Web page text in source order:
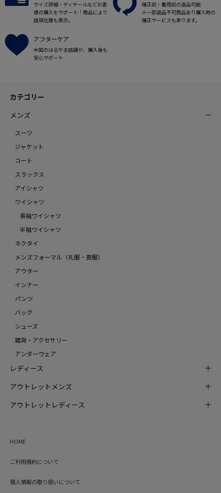
サイズ詳細・ディテールなどお客
様の購入をサポート！商品により
店頭在庫も表示。
補正前・着用前の返品可能
※一部返品不可商品あり購入時の
補正サービスも承ります。
アフターケア
全国のはるやま店舗が、購入後も
安心サポート
カテゴリー
メンズ
スーツ
ジャケット
コート
スラックス
アイシャツ
ワイシャツ
長袖ワイシャツ
半袖ワイシャツ
ネクタイ
メンズフォーマル（礼服・喪服）
アウター
インナー
パンツ
バッグ
シューズ
雑貨・アクセサリー
アンダーウェア
レディース
アウトレットメンズ
アウトレットレディース
HOME
ご利用規約について
個人情報の取り扱いについて